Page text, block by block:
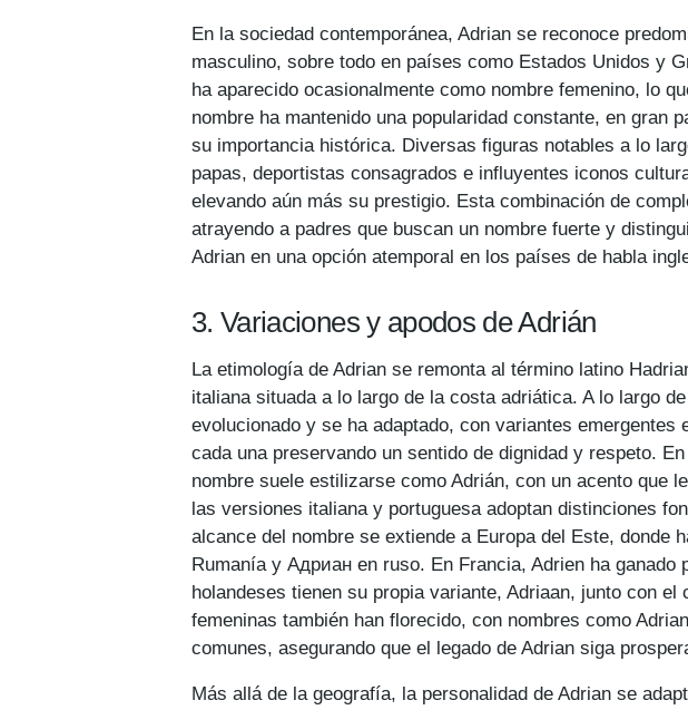
En la sociedad contemporánea, Adrian se reconoce
masculino, sobre todo en países como Estados Unidos y
ha aparecido ocasionalmente como nombre femenino, lo
nombre ha mantenido una popularidad constante, en gran
su importancia histórica. Diversas figuras notables a lo
papas, deportistas consagrados e influyentes iconos
elevando aún más su prestigio. Esta combinación de
atrayendo a padres que buscan un nombre fuerte y
Adrian en una opción atemporal en los países de habla
3. Variaciones y apodos de Adrián
La etimología de Adrian se remonta al término latino
italiana situada a lo largo de la costa adriática. A lo largo
evolucionado y se ha adaptado, con variantes emergentes
cada una preservando un sentido de dignidad y respeto.
nombre suele estilizarse como Adrián, con un acento que
las versiones italiana y portuguesa adoptan distinciones
alcance del nombre se extiende a Europa del Este, donde
Rumanía y Адриан en ruso. En Francia, Adrien ha ganado
holandeses tienen su propia variante, Adriaan, junto con
femeninas también han florecido, con nombres como
comunes, asegurando que el legado de Adrian siga
Más allá de la geografía, la personalidad de Adrian se